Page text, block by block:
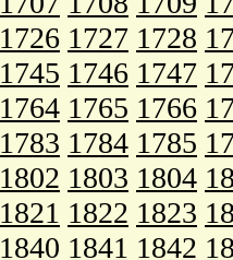
1726 1727 1728
1745 1746 1747
1764 1765 1766
1783 1784 1785
1802 1803 1804
1821 1822 1823
1840 1841 1842